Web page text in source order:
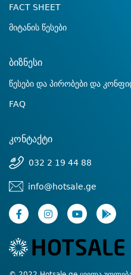
FACT SHEET
მიტანის წესები
ბიზნესი
წესები და პირობები და
FAQ
კონტაქტი
032 2 19 44 88
info@hotsale.ge